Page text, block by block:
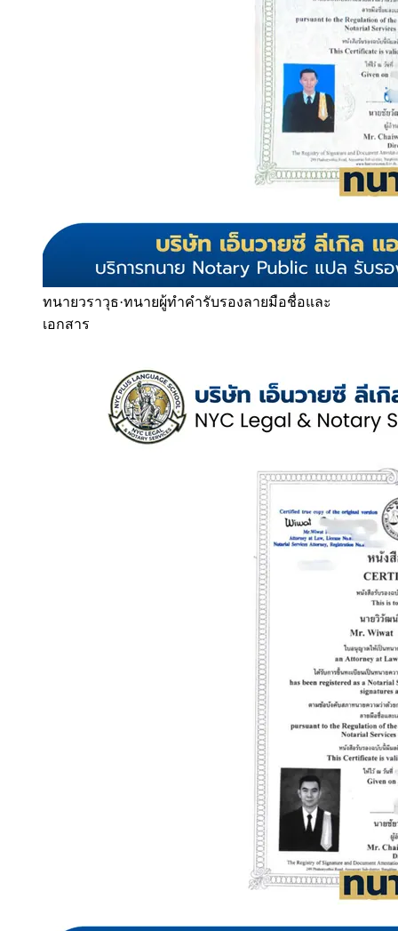
ทนายวราวุธ·ทนายผู้ทำคำรับรองลายมือชื่อและ
เอกสาร